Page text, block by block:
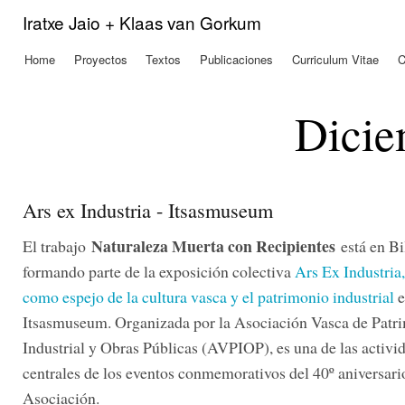
Iratxe Jaio + Klaas van Gorkum
Menú principal
Home Proyectos Textos Publicaciones Curriculum Vitae
Ars ex Industria - Itsasmuseum
El trabajo Naturaleza Muerta con Recipientes está en
formando parte de la exposición colectivaArs Ex
como espejo de la cultura vasca y el patrimonio industrial
Itsasmuseum. Organizada por la Asociación Vasca de
Industrial y Obras Públicas (AVPIOP), es una de las
centrales de los eventos conmemorativos del 40º
Asociación.